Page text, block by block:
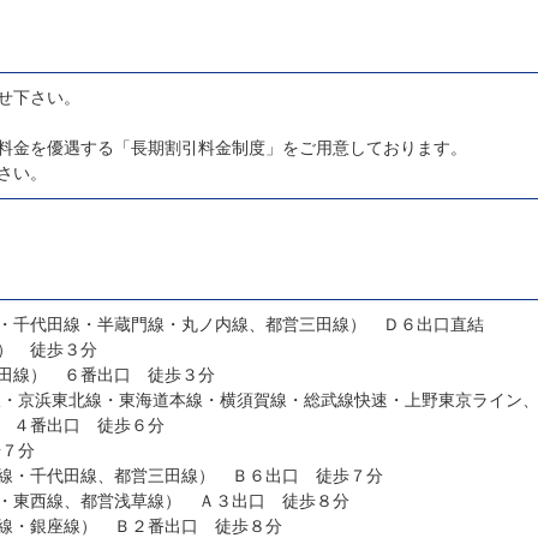
下さい。
金を優遇する「長期割引料金制度」をご用意しております。
。
千代田線・半蔵門線・丸ノ内線、都営三田線） Ｄ６出口直結
） 徒歩３分
田線） ６番出口 徒歩３分
４番出口 徒歩６分
分
・千代田線、都営三田線） Ｂ６出口 徒歩７分
東西線、都営浅草線） Ａ３出口 徒歩８分
・銀座線） Ｂ２番出口 徒歩８分